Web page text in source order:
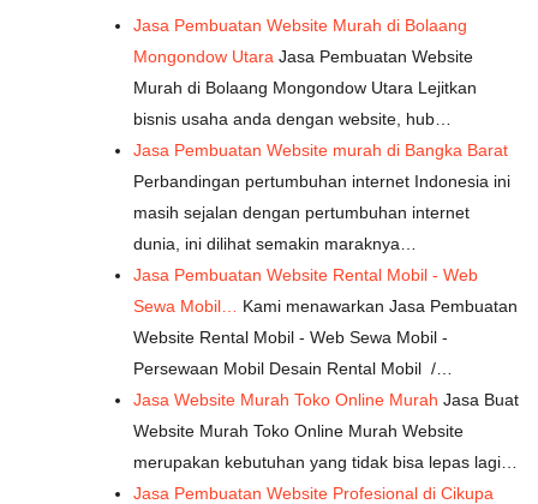
Jasa Pembuatan Website Murah di Bolaang
Mongondow Utara Jasa Pembuatan Website
Murah di Bolaang Mongondow Utara Lejitkan
bisnis usaha anda dengan website, hub…
Jasa Pembuatan Website murah di Bangka Barat
Perbandingan pertumbuhan internet Indonesia ini
masih sejalan dengan pertumbuhan internet
dunia, ini dilihat semakin maraknya…
Jasa Pembuatan Website Rental Mobil - Web
Sewa Mobil…
Kami menawarkan Jasa Pembuatan
Website Rental Mobil - Web Sewa Mobil -
Persewaan Mobil Desain Rental Mobil /…
Jasa Website Murah Toko Online Murah Jasa Buat
Website Murah Toko Online Murah Website
merupakan kebutuhan yang tidak bisa lepas lagi…
Jasa Pembuatan Website Profesional di Cikupa